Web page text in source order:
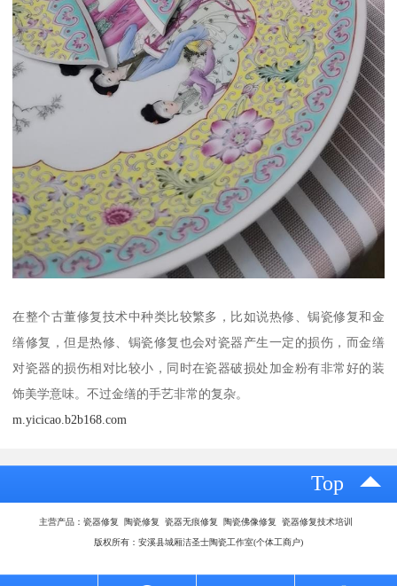
在整个古董修复技术中种类比较繁多，比如说热修、锔瓷修复和金
缮修复，但是热修、锔瓷修复也会对瓷器产生一定的损伤，而金缮
对瓷器的损伤相对比较小，同时在瓷器破损处加金粉有非常好的装
饰美学意味。不过金缮的手艺非常的复杂。
m.yicicao.b2b168.com
Top
主营产品：瓷器修复 陶瓷修复 瓷器无痕修复 陶瓷佛像修复 瓷器修复技术培训
版权所有：安溪县城厢洁圣士陶瓷工作室(个体工商户)